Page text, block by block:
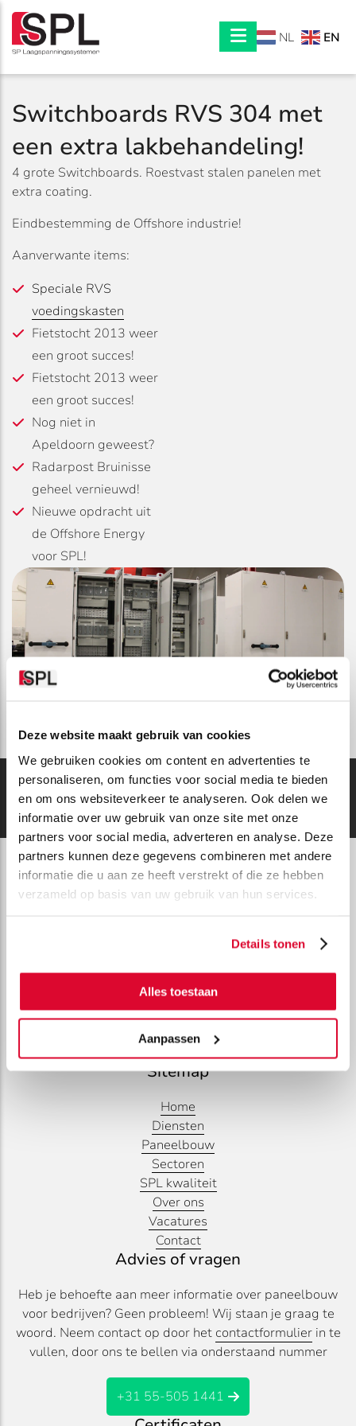
Deze website maakt gebruik van cookies
We gebruiken cookies om content en advertenties te
personaliseren, om functies voor social media te bieden
en om ons websiteverkeer te analyseren. Ook delen we
informatie over uw gebruik van onze site met onze
partners voor social media, adverteren en analyse. Deze
partners kunnen deze gegevens combineren met andere
informatie die u aan ze heeft verstrekt of die ze hebben
verzameld op basis van uw gebruik van hun services.
Details tonen
Alles toestaan
Aanpassen
NL EN
Switchboards RVS 304 met
een extra lakbehandeling!
4 grote Switchboards. Roestvast stalen panelen met
extra coating.
Eindbestemming de Offshore industrie!
Aanverwante items:
Speciale RVS
voedingskasten
Fietstocht 2013 weer
een groot succes!
Fietstocht 2013 weer
een groot succes!
Nog niet in
Apeldoorn geweest?
Radarpost Bruinisse
geheel vernieuwd!
Nieuwe opdracht uit
de Offshore Energy
voor SPL!
Contactgegevens
Scholten Panelen B.V.
7332 BM APELDOORN
Algemeen:+31 55 – 505 1441
Inkoop:+31 55 – 303 4082
verkoop@scholtenpanelen.nl
inkoop@scholtenpanelen.nl
Sitemap
Home
Diensten
Paneelbouw
Sectoren
SPL kwaliteit
Over ons
Vacatures
Contact
Advies of vragen
Heb je behoefte aan meer informatie over paneelbouw
voor bedrijven? Geen probleem! Wij staan je graag te
woord. Neem contact op door het contactformulierin te
vullen, door ons te bellen via onderstaand nummer
+31 55-505 1441